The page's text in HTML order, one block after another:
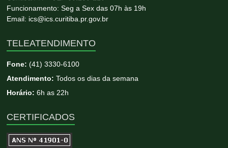
Funcionamento: Seg a Sex das 07h às 19h
Email: ics@ics.curitiba.pr.gov.br
TELEATENDIMENTO
Fone:(41) 3330-6100
Atendimento: Todos os dias da semana
Horário: 6h as 22h
CERTIFICADOS